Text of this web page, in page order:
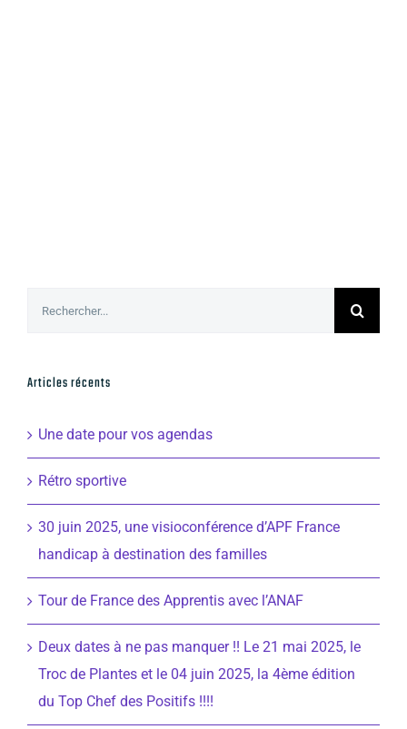
Articles récents
Une date pour vos agendas
Rétro sportive
30 juin 2025, une visioconférence d’APF France
handicap à destination des familles
Tour de France des Apprentis avec l’ANAF
Deux dates à ne pas manquer !! Le 21 mai 2025, le
Troc de Plantes et le 04 juin 2025, la 4ème édition
du Top Chef des Positifs !!!!